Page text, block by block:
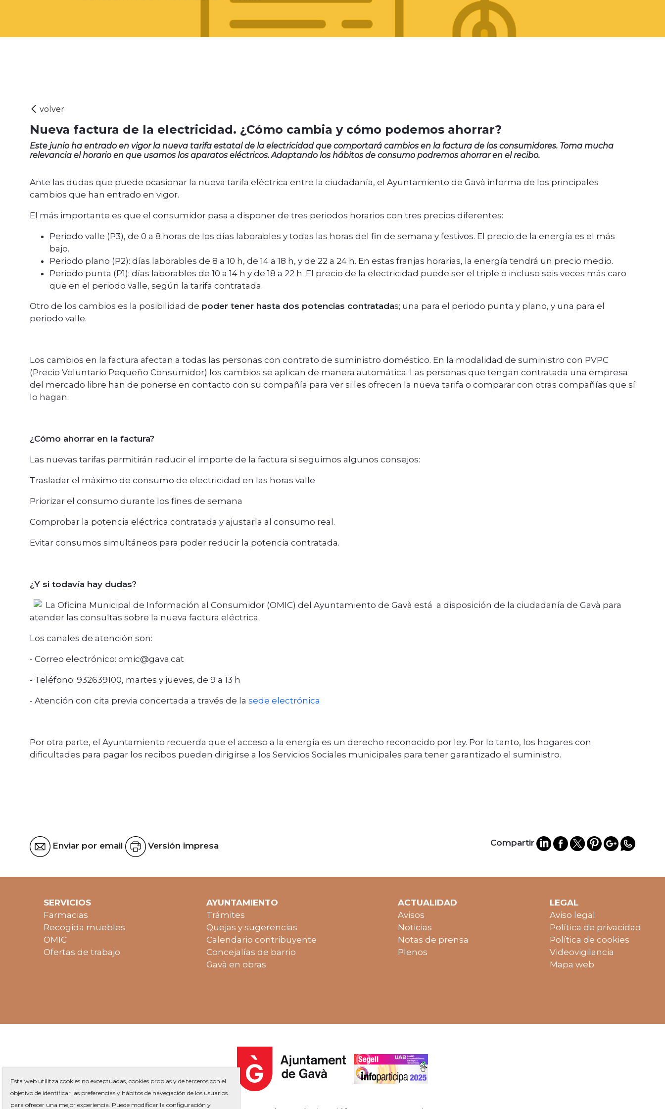
Nueva factura de la electricidad. ¿Cómo cambia y cómo podemos ahorrar?
Este junio ha entrado en vigor la nueva tarifa estatal de la electricidad que comportará cambios en la factura de los consumidores. Toma mucha
relevancia el horario en que usamos los aparatos eléctricos. Adaptando los hábitos de consumo podremos ahorrar en el recibo.
Ante las dudas que puede ocasionar la nueva tarifa eléctrica entre la ciudadanía, el Ayuntamiento de Gavà informa de los principales
cambios que han entrado en vigor.
El más importante es que el consumidor pasa a disponer de tres periodos horarios con tres precios diferentes:
Periodo valle (P3), de 0 a 8 horas de los días laborables y todas las horas del fin de semana y festivos. El precio de la energía es el más
bajo.
Periodo plano (P2): días laborables de 8 a 10 h, de 14 a 18 h, y de 22 a 24 h. En estas franjas horarias, la energía tendrá un precio medio.
Periodo punta (P1): días laborables de 10 a 14 h y de 18 a 22 h. El precio de la electricidad puede ser el triple o incluso seis veces más caro
que en el periodo valle, según la tarifa contratada.
Otro de los cambios es la posibilidad de poder tener hasta dos potencias contratadas; una para el periodo punta y plano, y una para el
periodo valle.
Los cambios en la factura afectan a todas las personas con contrato de suministro doméstico. En la modalidad de suministro con PVPC
(Precio Voluntario Pequeño Consumidor) los cambios se aplican de manera automática. Las personas que tengan contratada una empresa
del mercado libre han de ponerse en contacto con su compañía para ver si les ofrecen la nueva tarifa o comparar con otras compañías que sí
lo hagan.
¿Cómo ahorrar en la factura?
Las nuevas tarifas permitirán reducir el importe de la factura si seguimos algunos consejos:
Trasladar el máximo de consumo de electricidad en las horas valle
Priorizar el consumo durante los fines de semana
Comprobar la potencia eléctrica contratada y ajustarla al consumo real.
Evitar consumos simultáneos para poder reducir la potencia contratada.
¿Y si todavía hay dudas?
La Oficina Municipal de Información al Consumidor (OMIC) del Ayuntamiento de Gavà está a disposición de la ciudadanía de Gavà para
atender las consultas sobre la nueva factura eléctrica.
Los canales de atención son:
- Correo electrónico: omic@gava.cat
- Teléfono: 932639100, martes y jueves, de 9 a 13 h
- Atención con cita previa concertada a través de la sede electrónica
Por otra parte, el Ayuntamiento recuerda que el acceso a la energía es un derecho reconocido por ley. Por lo tanto, los hogares con
dificultades para pagar los recibos pueden dirigirse a los Servicios Sociales municipales para tener garantizado el suministro.
Enviar por email Versión impresa Compartir
SERVICIOS
Farmacias
Recogida muebles
OMIC
Ofertas de trabajo
AYUNTAMIENTO
Trámites
Quejas y sugerencias
Calendario contribuyente
Concejalías de barrio
Gavà en obras
ACTUALIDAD
Avisos
Noticias
Notas de prensa
Plenos
LEGAL
Aviso legal
Política de privacidad
Política de cookies
Videovigilancia
Mapa web
Esta web utilitza cookies no exceptuadas, cookies propias y de terceros con el
objetivo de identificar las preferencias y hábitos de navegación de los usuarios
para ofrecer una mejor experiencia. Puede modificar la configuración y